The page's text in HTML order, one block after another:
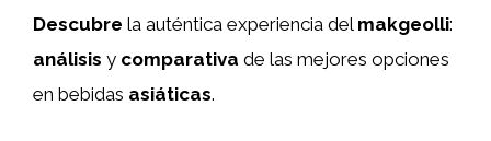
Descubre la auténtica experiencia del makgeolli:
análisis y comparativa de las mejores opciones
en bebidas asiáticas.